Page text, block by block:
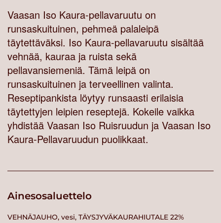
Vaasan Iso Kaura-pellavaruutu on
runsaskuituinen, pehmeä palaleipä
täytettäväksi. Iso Kaura-pellavaruutu sisältää
vehnää, kauraa ja ruista sekä
pellavansiemeniä. Tämä leipä on
runsaskuituinen ja terveellinen valinta.
Reseptipankista löytyy runsaasti erilaisia
täytettyjen leipien reseptejä. Kokeile vaikka
yhdistää Vaasan Iso Ruisruudun ja Vaasan Iso
Kaura-Pellavaruudun puolikkaat.
Ainesosaluettelo
VEHNÄJAUHO, vesi, TÄYSJYVÄKAURAHIUTALE 22%